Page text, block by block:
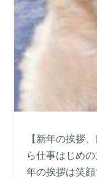
【新年の挨拶
ら仕事はじめ
年の挨拶は笑